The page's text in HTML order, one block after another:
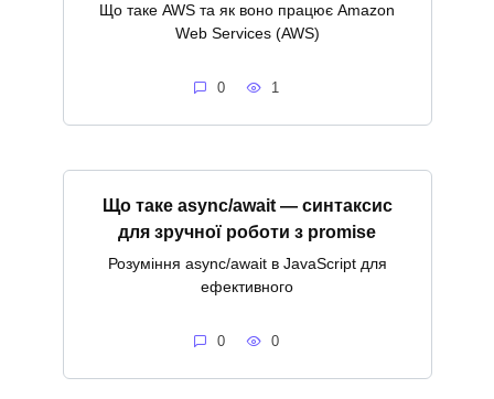
Що таке AWS та як воно працює Amazon
Web Services (AWS)
0 1
Що таке async/await — синтаксис
для зручної роботи з promise
Розуміння async/await в JavaScript для
ефективного
0 0